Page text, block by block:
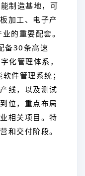
制造基地，可
加工、电子产
的重要配套。
备30条高速
化管理体系，
件管理系统；
线，以及测试
位，重点布局
相关项目。特
和交付阶段。